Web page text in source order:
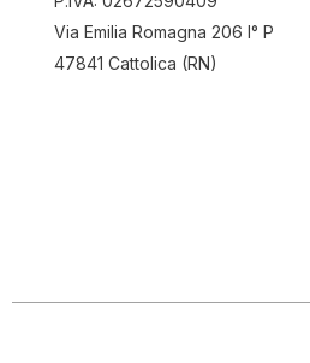
Via Emilia Romagna 206 I° P
47841 Cattolica (RN)